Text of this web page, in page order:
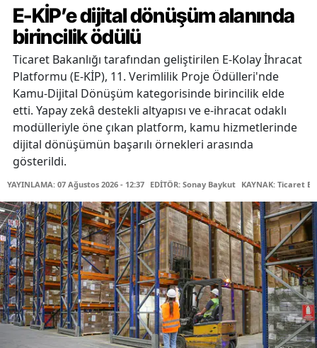
E-KİP’e dijital dönüşüm alanında
birincilik ödülü
Ticaret Bakanlığı tarafından geliştirilen E-Kolay İhracat
Platformu (E-KİP), 11. Verimlilik Proje Ödülleri'nde
Kamu-Dijital Dönüşüm kategorisinde birincilik elde
etti. Yapay zekâ destekli altyapısı ve e-ihracat odaklı
modülleriyle öne çıkan platform, kamu hizmetlerinde
dijital dönüşümün başarılı örnekleri arasında
gösterildi.
YAYINLAMA: 07 Ağustos 2026 - 12:37 EDİTÖR: Sonay Baykut KAYNAK: Ticaret